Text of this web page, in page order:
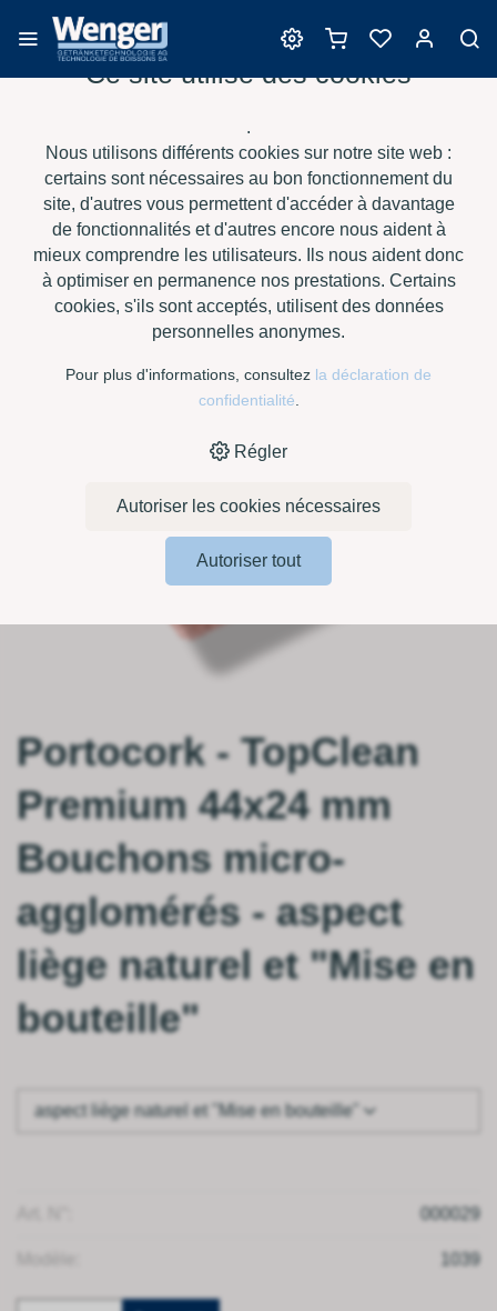
HOME › E-SHOP › VIN › BOUCHONS › PORTOCORK -
TOPCLEAN PREMIUM 44X24 MM BOUCHONS MICRO-
AGGLOMÉRÉS › ASPECT LIÈGE NATUREL ET "MISE EN
BOUTEILLE"
Portocork - TopClean
Premium 44x24 mm
Bouchons micro-
agglomérés - aspect
liège naturel et "Mise en
bouteille"
aspect liège naturel et "Mise en bouteille"
000029
1039
Ce site utilise des cookies
.
Nous utilisons différents cookies sur notre site web :
certains sont nécessaires au bon fonctionnement du
site, d'autres vous permettent d'accéder à davantage
de fonctionnalités et d'autres encore nous aident à
mieux comprendre les utilisateurs. Ils nous aident donc
à optimiser en permanence nos prestations. Certains
cookies, s'ils sont acceptés, utilisent des données
personnelles anonymes.
Pour plus d'informations, consultez la déclaration de
confidentialité
Régler
Autoriser les cookies nécessaires
Autoriser tout